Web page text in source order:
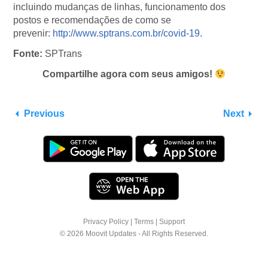
incluindo mudanças de linhas, funcionamento dos
postos e recomendações de como se
prevenir: http://www.sptrans.com.br/covid-19.
Fonte: SPTrans
Compartilhe agora com seus amigos!
Previous Next
Privacy Policy Terms
Support
© 2026 Moovit Updates - All Rights Reserved.